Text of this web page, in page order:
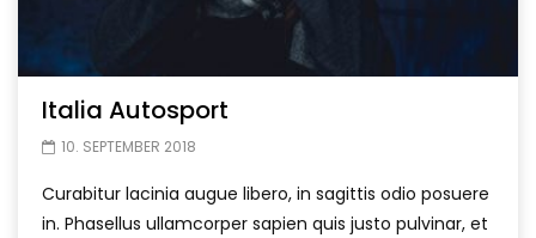
Italia Autosport
10. SEPTEMBER 2018
Curabitur lacinia augue libero, in sagittis odio posuere
in. Phasellus ullamcorper sapien quis justo pulvinar, et